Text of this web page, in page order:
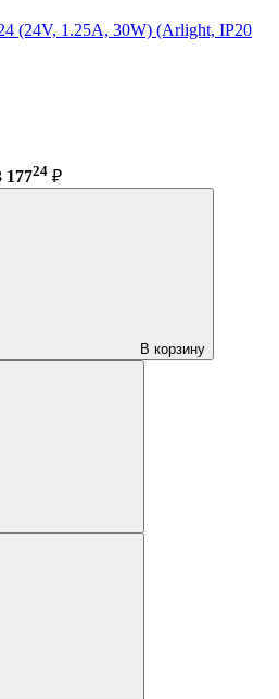
(24V, 1.25A, 30W) (Arlight, IP20
17724 ₽
В корзину